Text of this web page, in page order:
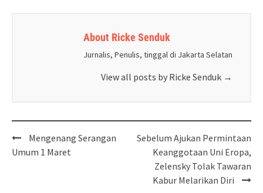
About Ricke Senduk
Jurnalis, Penulis, tinggal di Jakarta Selatan
View all posts by Ricke Senduk →
Post
navigation
Mengenang Serangan
Umum 1 Maret
Sebelum Ajukan Permintaan
Keanggotaan Uni Eropa,
Zelensky Tolak Tawaran
Kabur Melarikan Diri